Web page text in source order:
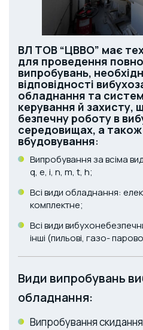
ВЛ ТОВ “ЦВВО” має
для проведення
випробувань,
відповідності
обладнання та
керування й захисту,
безпечну роботу в
середовищах, а також
вбудовування:
Випробування за всіма
q, e, i, n, m, t, h;
Всі види обладнання:
комплектне;
Всі види
інші (пильові, газо-
Види випробувань
обладнання:
Випробування